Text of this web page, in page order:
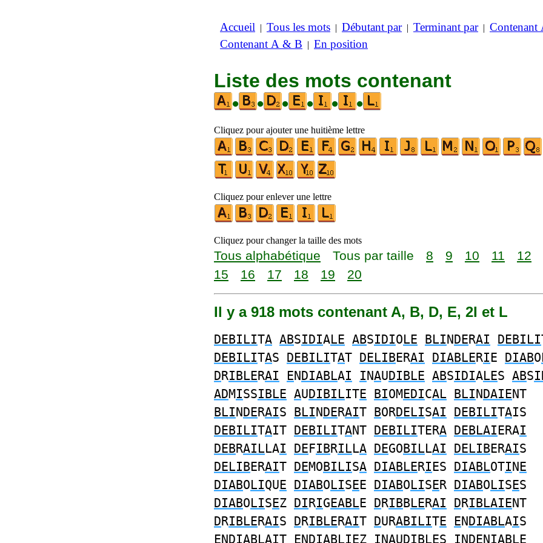
Accueil | Tous les mots | Débutant par| Terminant par| Contenant
Contenant A & B | En position
Liste des mots contenant
•
• • • • •
Cliquez pour ajouter une huitième lettre
Cliquez pour enlever une lettre
Cliquez pour changer la taille des mots
Tous alphabétique Tous par taille 8 9 10 11 12
15
16 17 18 19 20
Il y a 918 mots contenant A, B, D, E, 2I et L
DEBILITA ABSIDIALE ABSIDIOLE BLINDERAI DEBILI
DEBILITAS DEBILITAT DELIBERAI DIABLERIE DIABO
DRIBLERAI ENDIABLAI INAUDIBLE ABSIDIALES ABS
ADMISSIBLE AUDIBILITE BIOMEDICAL BLINDAIENT
BLINDERAIS BLINDERAIT BORDELISAI DEBILITAIS
DEBILITAIT DEBILITANT DEBILITERA DEBLAIERAI
DEBRAILLAI DEFIBRILLA DEGOBILLAI DELIBERAIS
DELIBERAIT DEMOBILISA DIABLERIES DIABLOTINE
DIABOLIQUE DIABOLISEE DIABOLISER DIABOLISES
DIABOLISEZ DIRIGEABLE DRIBBLERAI DRIBLAIENT
DRIBLERAIS DRIBLERAIT DURABILITE ENDIABLAIS
ENDIABLAIT ENDIABLIEZ INAUDIBLES INDENIABLE